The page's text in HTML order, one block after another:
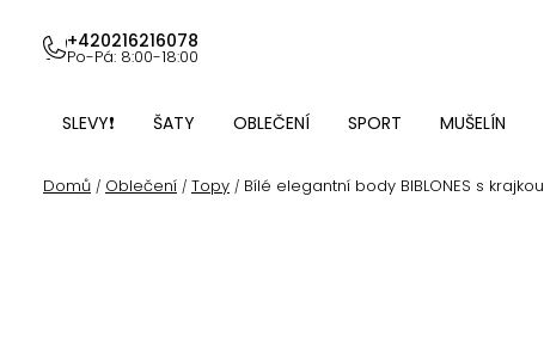
obsah
+420216216078
Po-Pá: 8:00-18:00
SLEVY❗ ŠATY OBLEČENÍ SPORT MUŠELÍN
Domů / Oblečení / Topy / Bílé elegantní body BIBLONES s krajkou